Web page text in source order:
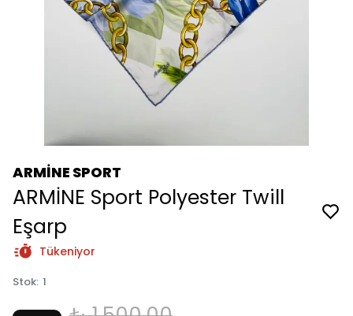
ARMİNE SPORT
ARMİNE Sport Polyester Twill
Eşarp
Tükeniyor
Stok: 1